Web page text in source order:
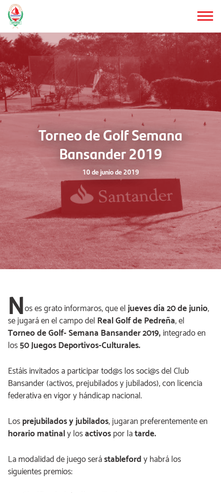
Saltar
al
contenido
principal
Torneo de Golf Semana
Bansander 2019
10 de junio de 2019
Nos es grato informaros, que eljueves día 20 de junio,
se jugará en el campo del Real Golf dePedreña, el
Torneo de Golf- Semana Bansander 2019, integrado en
los50 Juegos Deportivos-Culturales.
Estáis invitados a participar tod@s los soci@s del Club
Bansander (activos, prejubilados y jubilados), con licencia
federativa en vigor y hándicap nacional.
Losprejubilados y jubilados, jugaran preferentemente en
horario matinaly losactivospor latarde.
La modalidad de juego serástablefordy habrá los
siguientes premios: